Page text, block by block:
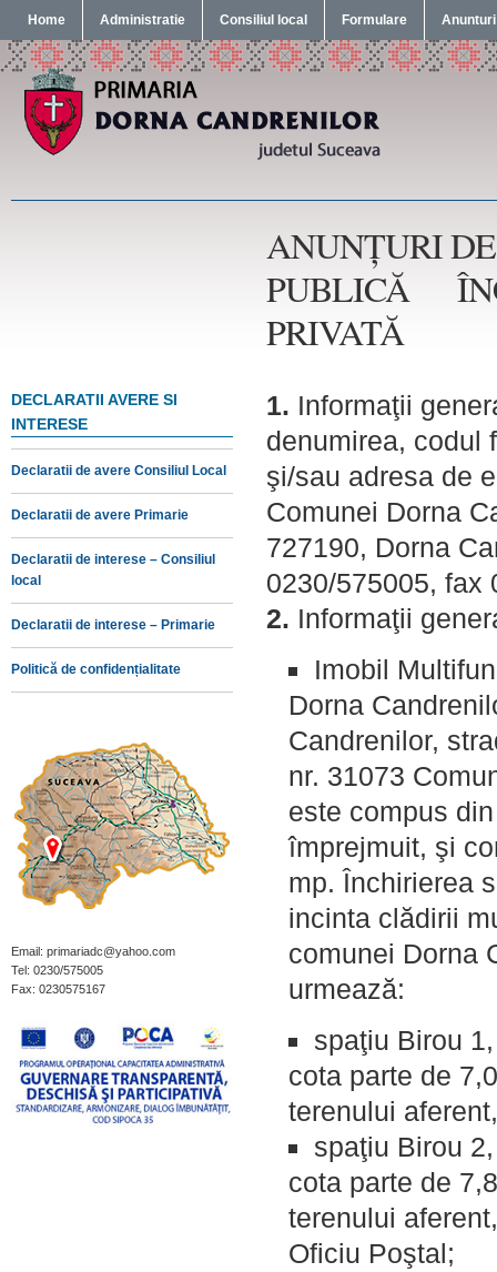
Home Administratie Consiliul local Formulare Anunturi
ANUNŢURI
PUBLICĂ
PRIVATĂ
DECLARATII AVERE SI
INTERESE
Declaratii de avere Consiliul Local
Declaratii de avere Primarie
Declaratii de interese – Consiliul
local
Declaratii de interese – Primarie
Politică de confidențialitate
Email: primariadc@yahoo.com
Tel: 0230/575005
Fax: 0230575167
1. Informaţii
denumirea, codul
şi/sau adresa de
Comunei Dorna
727190, Dorna
0230/575005,
2. Informaţii
Imobil
Dorna
Candrenilor,
nr. 31073
este compus
împrejmuit, şi
mp. Închirierea
incinta clădirii
comunei Dorna
urmează:
spaţiu Birou
cota parte de
terenului
spaţiu Birou
cota parte de
terenului
Oficiu Poştal;